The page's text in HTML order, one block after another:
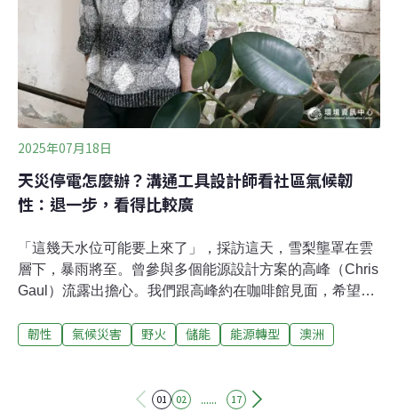
大利、《都市計劃
2025年07月18日
天災停電怎麼辦？溝通工具設計師看社區氣候韌
性：退一步，看得比較廣
「這幾天水位可能要上來了」，採訪這天，雪梨壟罩在雲
層下，暴雨將至。曾參與多個能源設計方案的高峰（Chris
Gaul）流露出擔心。我們跟高峰約在咖啡館見面，希望了
面上不斷播出的是，500年一遇的暴雨襲向新南威爾斯
但當被問到，社區該做些什麼時，卻被許多專業術語阻
韌性 氣候災害 野火 儲能 能源轉型 澳洲
01 02 ...... 17